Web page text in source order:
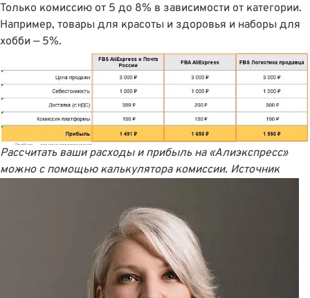
Только комиссию от 5 до 8% в зависимости от категории.
Например, товары для красоты и здоровья и наборы для
хобби — 5%.
Рассчитать ваши расходы и прибыль на «Алиэкспресс»
можно с помощью калькулятора комиссии. Источник